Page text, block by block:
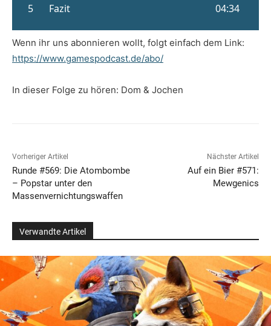
Wenn ihr uns abonnieren wollt, folgt einfach dem Link:
https://www.gamespodcast.de/abo/
In dieser Folge zu hören: Dom & Jochen
Vorheriger Artikel
Runde #569: Die Atombombe
– Popstar unter den
Massenvernichtungswaffen
Nächster Artikel
Auf ein Bier #571:
Mewgenics
Verwandte Artikel